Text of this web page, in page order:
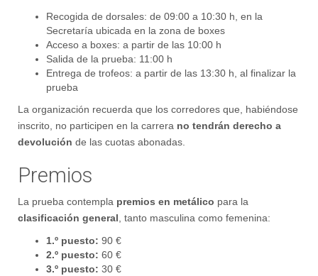
Recogida de dorsales: de 09:00 a 10:30 h, en la
Secretaría ubicada en la zona de boxes
Acceso a boxes: a partir de las 10:00 h
Salida de la prueba: 11:00 h
Entrega de trofeos: a partir de las 13:30 h, al finalizar la
prueba
La organización recuerda que los corredores que, habiéndose
inscrito, no participen en la carrera no tendrán derecho a
devolución de las cuotas abonadas.
Premios
La prueba contempla premios en metálico para la
clasificación general , tanto masculina como femenina:
1.º puesto: 90 €
2.º puesto: 60 €
3.º puesto: 30 €